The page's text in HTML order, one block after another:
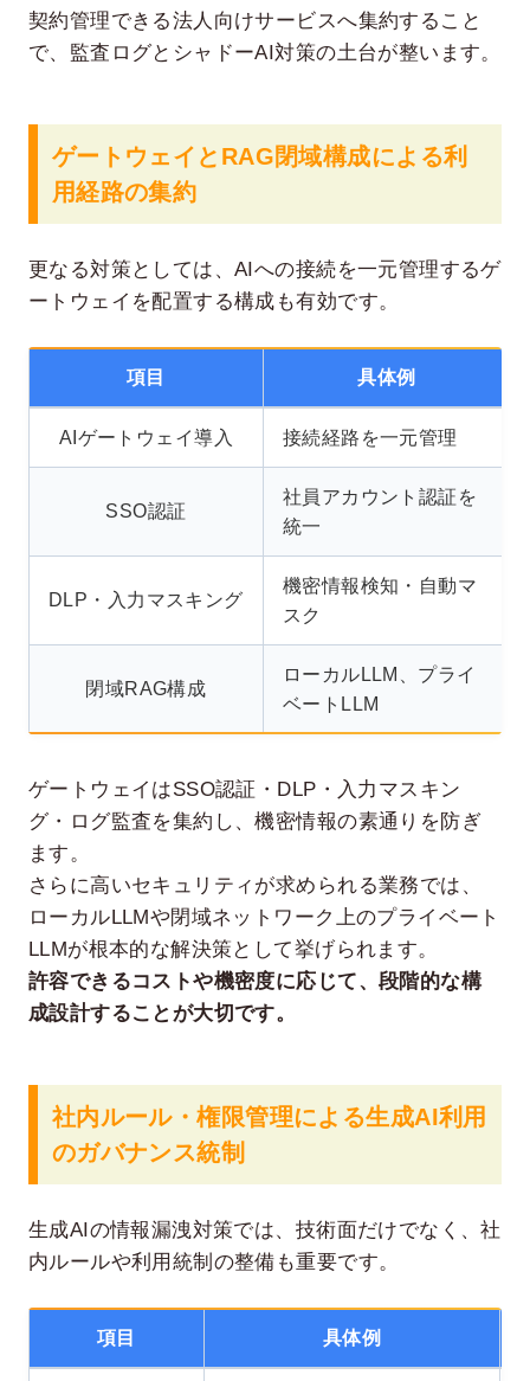
契約管理できる法人向けサービスへ集約すること
で、監査ログとシャドーAI対策の土台が整います。
ゲートウェイとRAG閉域構成による利
用経路の集約
更なる対策としては、AIへの接続を一元管理するゲ
ートウェイを配置する構成も有効です。
項目 具体例
AIゲートウェイ導入 接続経路を一元管理
SSO認証
社員アカウント認証を
統一
DLP・入力マスキング
機密情報検知・自動マ
スク
閉域RAG構成
ローカルLLM、プライ
ベートLLM
ゲートウェイはSSO認証・DLP・入力マスキン
グ・ログ監査を集約し、機密情報の素通りを防ぎ
ます。
さらに高いセキュリティが求められる業務では、
ローカルLLMや閉域ネットワーク上のプライベート
LLMが根本的な解決策として挙げられます。
許容できるコストや機密度に応じて、段階的な構
成設計することが大切です。
社内ルール・権限管理による生成AI利用
のガバナンス統制
生成AIの情報漏洩対策では、技術面だけでなく、社
内ルールや利用統制の整備も重要です。
項目 具体例